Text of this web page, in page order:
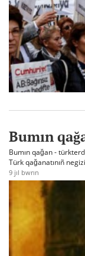
Bumın
Bumın qağan -
Türk qağanatınıñ
9 jıl bwrın